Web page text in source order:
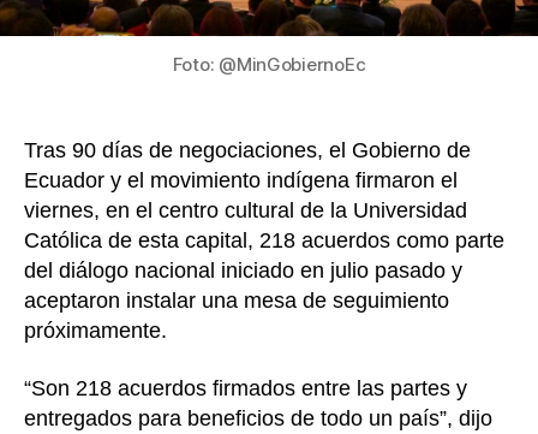
Foto: @MinGobiernoEc
Tras 90 días de negociaciones, el Gobierno de
Ecuador y el movimiento indígena firmaron el
viernes, en el centro cultural de la Universidad
Católica de esta capital, 218 acuerdos como parte
del diálogo nacional iniciado en julio pasado y
aceptaron instalar una mesa de seguimiento
próximamente.
“Son 218 acuerdos firmados entre las partes y
entregados para beneficios de todo un país”, dijo